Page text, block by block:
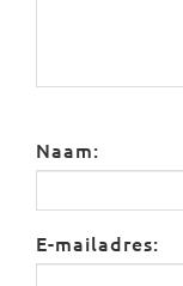
Naam:
E-mailadres: